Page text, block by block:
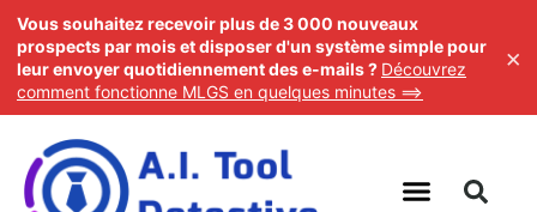
Vous souhaitez recevoir plus de 3 000 nouveaux
prospects par mois et disposer d'un système simple pour
leur envoyer quotidiennement des e-mails ? Découvrez
comment fonctionne MLGS en quelques minutes ==>
×